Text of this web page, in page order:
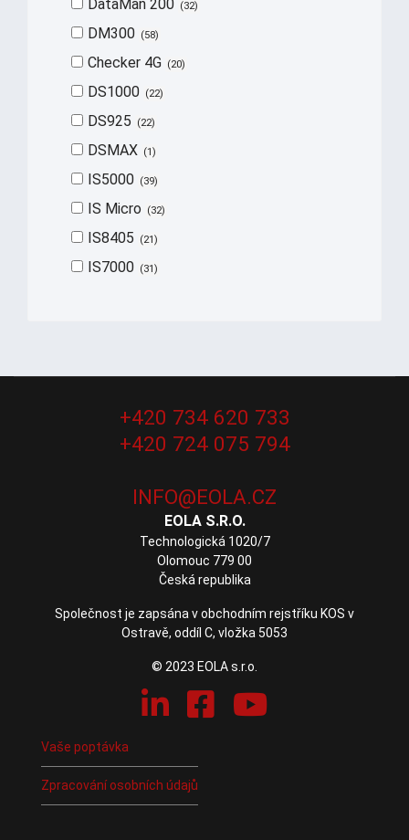
DataMan 200 32
DM300 58
Checker 4G 20
DS1000 22
DS925 22
DSMAX 1
IS5000 39
IS Micro 32
IS8405 21
IS7000 31
+420 734 620 733
+420 724 075 794
EOLA S.R.O.
Technologická 1020/7
Olomouc 779 00
Česká republika
Společnost je zapsána v obchodním rejstříku KOS v
Ostravě, oddíl C, vložka 5053
© 2023 EOLA s.r.o.
Vaše poptávka
Zpracování osobních údajů